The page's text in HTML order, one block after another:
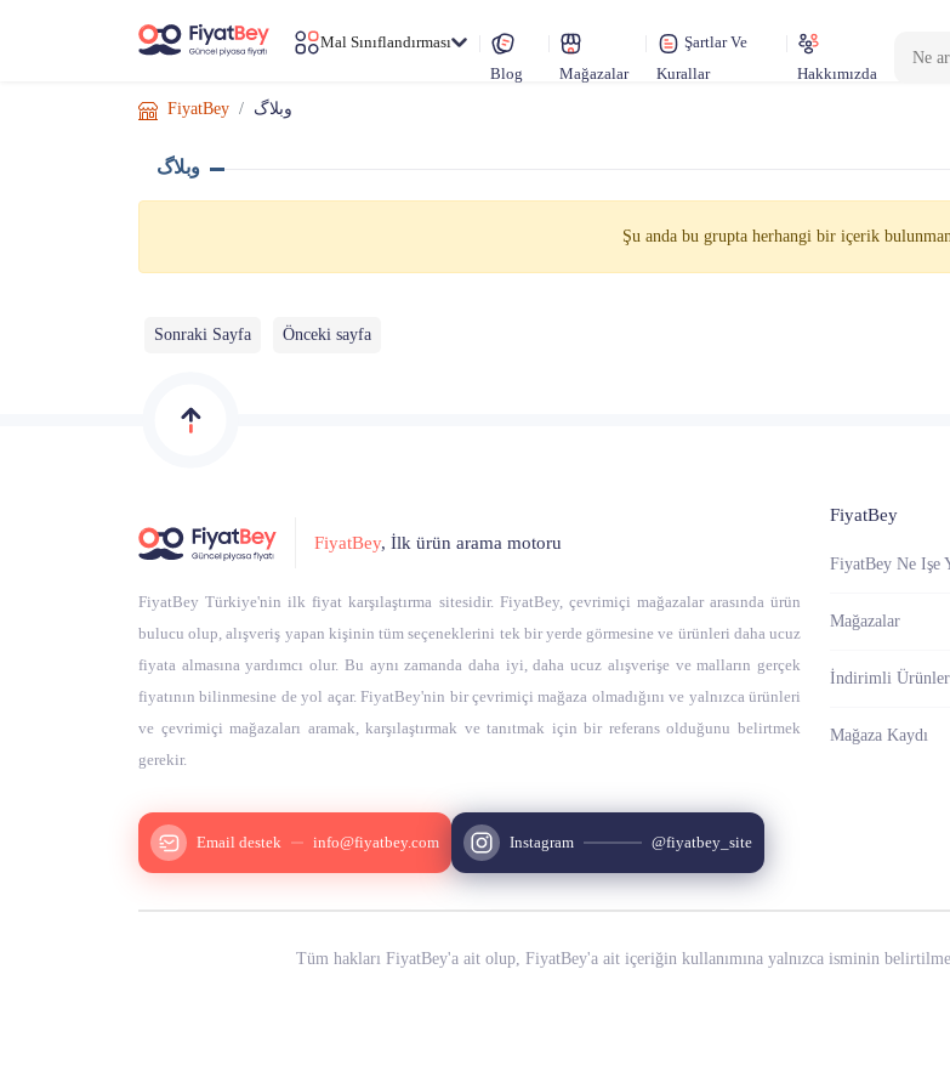
Mal Sınıflandırması
Blog
Mağazalar
Şartlar Ve
Kurallar
Hakkımızda
FiyatBey
وبلاگ
وبلاگ
Şu anda bu grupta herhangi bir içerik
Sonraki Sayfa Önceki sayfa
FiyatBey, İlk ürün arama motoru
FiyatBey Türkiye'nin ilk fiyat karşılaştırma sitesidir. FiyatBey, çevrimiçi mağazalar arasında ürün
bulucu olup, alışveriş yapan kişinin tüm seçeneklerini tek bir yerde görmesine ve ürünleri daha ucuz
fiyata almasına yardımcı olur. Bu aynı zamanda daha iyi, daha ucuz alışverişe ve malların gerçek
fiyatının bilinmesine de yol açar. FiyatBey'nin bir çevrimiçi mağaza olmadığını ve yalnızca ürünleri
ve çevrimiçi mağazaları aramak, karşılaştırmak ve tanıtmak için bir referans olduğunu belirtmek
gerekir.
Email destek info@fiyatbey.com Instagram @fiyatbey_site
FiyatBey
FiyatBey Ne Işe
Mağazalar
İndirimli Ürünler
Mağaza Kaydı
Tüm hakları FiyatBey'a ait olup, FiyatBey'a ait içeriğin kullanımına yalnızca isminin